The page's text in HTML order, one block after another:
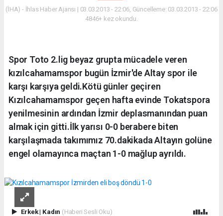
(İHA) - İhlas Haber Ajansı | 03.03.2013 - 22:06, Güncelleme: 03.03.2013 - 22:06
4846+ kez okundu.
Spor Toto 2.lig beyaz grupta mücadele veren
kızılcahamamspor bugün İzmir'de Altay spor ile
karşı karşıya geldi.Kötü günler geçiren
Kızılcahamamspor geçen hafta evinde Tokatspora
yenilmesinin ardından İzmir deplasmanından puan
almak için gitti.İlk yarısı 0-0 berabere biten
karşılaşmada takımımız 70.dakikada Altayın golüne
engel olamayınca maçtan 1-0 mağlup ayrıldı.
Erkek| Kadın (Haberi Sesli Oku)